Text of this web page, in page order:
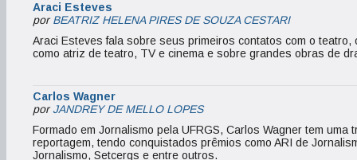
Araci Esteves
porBEATRIZ HELENA PIRES DE SOUZA CESTARI
Araci Esteves fala sobre seus primeiros contatos com o
como atriz de teatro, TV e cinema e sobre grandes obras de
Carlos Wagner
porJANDREY DE MELLO LOPES
Formado em Jornalismo pela UFRGS, Carlos Wagner tem
reportagem, tendo conquistados prêmios como ARI de
Jornalismo, Setcergs e entre outros.